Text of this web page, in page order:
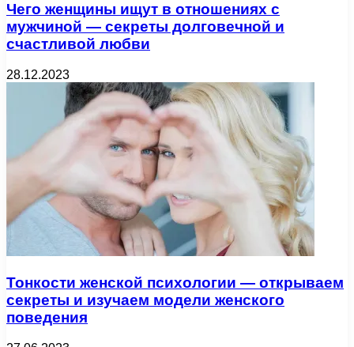
Чего женщины ищут в отношениях с
мужчиной — секреты долговечной и
счастливой любви
28.12.2023
Тонкости женской психологии — открываем
секреты и изучаем модели женского
поведения